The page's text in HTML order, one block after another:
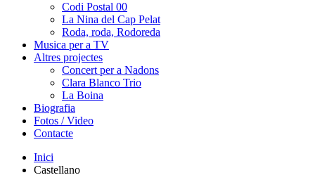
Codi Postal 00
La Nina del Cap Pelat
Roda, roda, Rodoreda
Musica per a TV
Altres projectes
Concert per a Nadons
Clara Blanco Trio
La Boina
Biografia
Fotos / Video
Contacte
Inici
Castellano